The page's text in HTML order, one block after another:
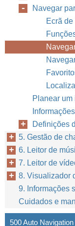
Navegar
Ecrã
Planear um
Definições
5. Gestão de
6. Leitor de
7. Leitor de
8. Visualizador
9. Informações
Cuidados e
500 Auto Navigation